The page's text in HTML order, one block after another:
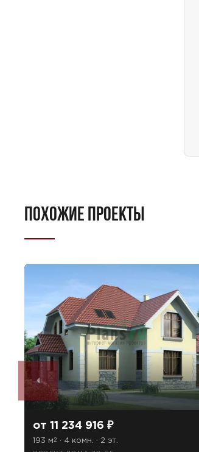
ПОХОЖИЕ ПРОЕКТЫ
от 11 234 916 ₽
193 м 2 · 4 комн. · 2 эт.